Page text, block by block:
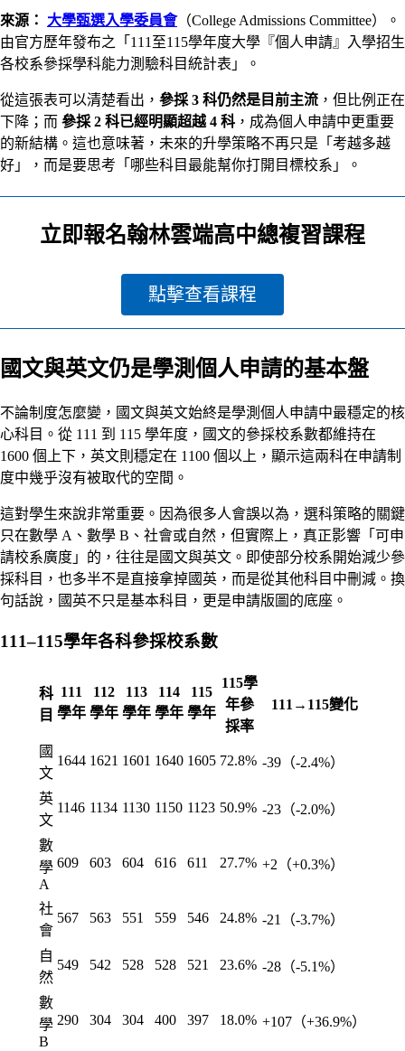
來源： 大學甄選入學委員會（College Admissions Committee）。
由官方歷年發布之「111至115學年度大學『個人申請』入學招生
各校系參採學科能力測驗科目統計表」。
從這張表可以清楚看出， 參採 3 科仍然是目前主流 ，但比例正在
下降；而 參採 2 科已經明顯超越 4 科 ，成為個人申請中更重要
的新結構。這也意味著，未來的升學策略不再只是「考越多越
好」，而是要思考「哪些科目最能幫你打開目標校系」。
立即報名翰林雲端高中總複習課程
點擊查看課程
國文與英文仍是學測個人申請的基本盤
不論制度怎麼變，國文與英文始終是學測個人申請中最穩定的核
心科目。從 111 到 115 學年度，國文的參採校系數都維持在
1600 個上下，英文則穩定在 1100 個以上，顯示這兩科在申請制
度中幾乎沒有被取代的空間。
這對學生來說非常重要。因為很多人會誤以為，選科策略的關鍵
只在數學 A、數學 B、社會或自然，但實際上，真正影響「可申
請校系廣度」的，往往是國文與英文。即使部分校系開始減少參
採科目，也多半不是直接拿掉國英，而是從其他科目中刪減。換
句話說，國英不只是基本科目，更是申請版圖的底座。
111–115學年各科參採校系數
科
目
111
學年
112
學年
113
學年
114
學年
115
學年
115學
年參
採率
111→115變化
國
文
1644 1621 1601 1640 1605 72.8% -39（-2.4%）
英
文
1146 1134 1130 1150 1123 50.9% -23（-2.0%）
數
學
A
609 603 604 616 611 27.7% +2（+0.3%）
社
會
567 563 551 559 546 24.8% -21（-3.7%）
自
然
549 542 528 528 521 23.6% -28（-5.1%）
數
學
B
290 304 304 400 397 18.0% +107（+36.9%）